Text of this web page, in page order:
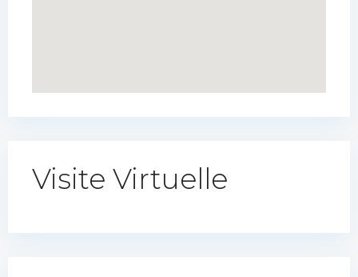
Visite Virtuelle